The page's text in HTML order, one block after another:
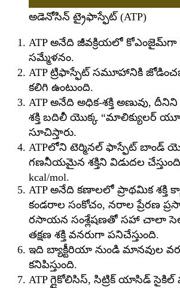
అడెనోసిన్ ట్రైఫాస్ఫేట్ (ATP)
ATP అనేది జీవక్రియలో కోఎంజైమ్‌గా
సమ్మేళనం.
ATP ట్రిఫాస్ఫేట్ సమూహానికి
కలిగి ఉంటుంది.
ATP అనేది అధిక-శక్తి అణువు,
శక్తి బదిలీ యొక్క “మాలిక్యులర్
సూచిస్తారు.
ATPలోని టెర్మినల్ ఫాస్ఫేట్ బాండ్
గణనీయమైన శక్తిని విడుదల
kcal/mol.
ATP అనేది కణాలలో ప్రాథమిక
కండరాల సంకోచం, నరాల ప్రేరణ
రసాయన సంశ్లేషణతో సహా చాలా
తక్షణ శక్తి వనరుగా పనిచేస్తుంది.
ఇది బ్యాక్టీరియా నుండి మానవుల
కనిపిస్తుంది.
ATP గ్లైకోలిసిస్, సిట్రిక్ యాసిడ్